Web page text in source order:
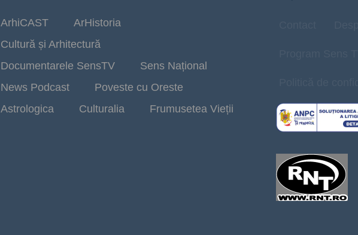
ArhiCAST
ArHistoria
Cultură și Arhitectură
Documentarele SensTV
Sens Național
News Podcast
Poveste cu Oreste
Astrologica
Culturalia Frumusetea Vieții